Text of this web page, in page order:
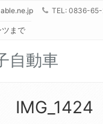
TEL: 0836-
まで
自動車
IMG_1424